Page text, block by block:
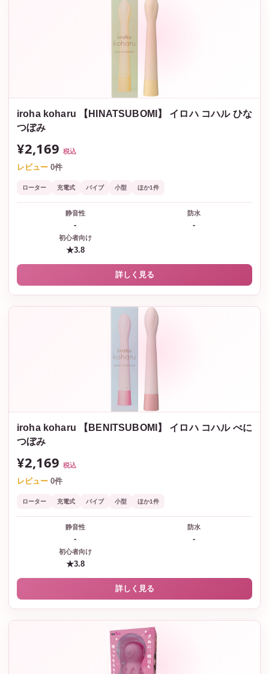
iroha koharu 【HINATSUBOMI】 イロハ コハル ひな
つぼみ
¥2,169 税込
レビュー 0件
ローター 充電式 バイブ 小型 ほか1件
静音性
-
防水
-
初心者向け
★3.8
詳しく見る
iroha koharu 【BENITSUBOMI】 イロハ コハル べに
つぼみ
¥2,169 税込
レビュー 0件
ローター 充電式 バイブ 小型 ほか1件
静音性
-
防水
-
初心者向け
★3.8
詳しく見る